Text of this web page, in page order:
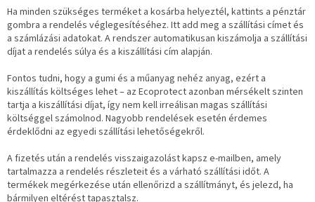
Ha minden szükséges terméket a kosárba helyeztél, kattints a pénztár
gombra a rendelés véglegesítéséhez. Itt add meg a szállítási címet és
a számlázási adatokat. A rendszer automatikusan kiszámolja a szállítási
díjat a rendelés súlya és a kiszállítási cím alapján.
Fontos tudni, hogy a gumi és a műanyag nehéz anyag, ezért a
kiszállítás költséges lehet – az Ecoprotect azonban mérsékelt szinten
tartja a kiszállítási díjat, így nem kell irreálisan magas szállítási
költséggel számolnod. Nagyobb rendelések esetén érdemes
érdeklődni az egyedi szállítási lehetőségekről.
A fizetés után a rendelés visszaigazolást kapsz e-mailben, amely
tartalmazza a rendelés részleteit és a várható szállítási időt. A
termékek megérkezése után ellenőrizd a szállítmányt, és jelezd, ha
bármilyen eltérést tapasztalsz.